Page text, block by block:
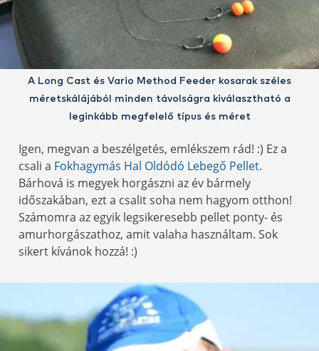
A Long Cast és Vario Method Feeder kosarak széles
méretskálájából minden távolságra kiválasztható a
leginkább megfelelő típus és méret
Igen, megvan a beszélgetés, emlékszem rád! :) Ez a
csali a Fokhagymás Hal Oldódó Lebegő Pellet.
Bárhová is megyek horgászni az év bármely
időszakában, ezt a csalit soha nem hagyom otthon!
Számomra az egyik legsikeresebb pellet ponty- és
amurhorgászathoz, amit valaha használtam. Sok
sikert kívánok hozzá! :)